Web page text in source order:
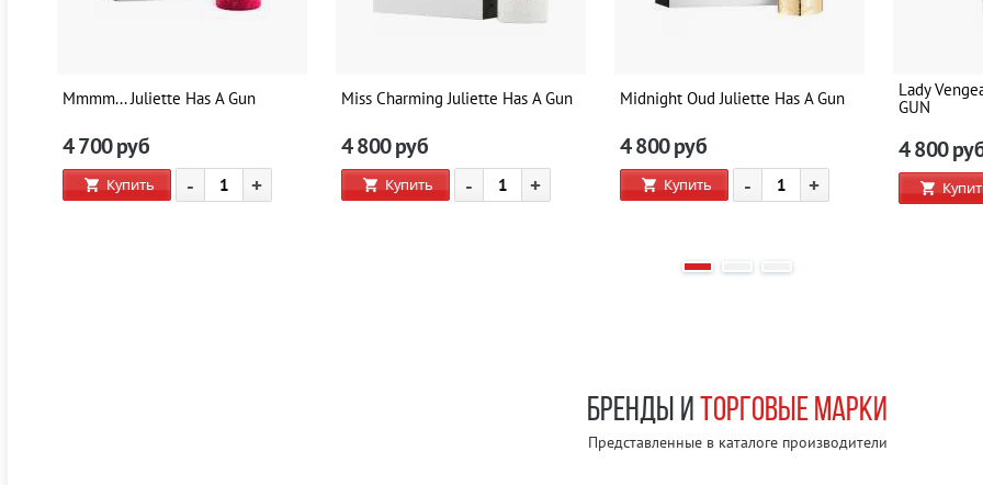
Mmmm... Juliette Has A Gun
4 700руб
Купить - +
Miss Charming Juliette Has A Gun
4 800руб
Купить - +
Midnight Oud Juliette Has A Gun
4 800руб
Купить - +
Lady
GUN
4 800
БРЕНДЫ И ТОРГОВЫЕ МАРКИ
Представленные в каталоге производители